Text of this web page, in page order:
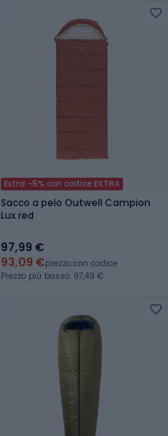
Extra -5% con codice EXTRA
Sacco a pelo Outwell Campion
Lux red
97,99 €
93,09 €prezzo con codice
Prezzo più basso: 97,49 €